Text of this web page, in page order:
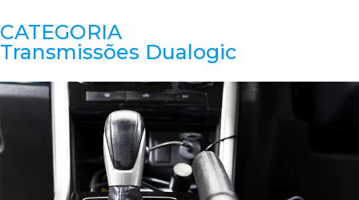
CATEGORIA
Transmissões Dualogic